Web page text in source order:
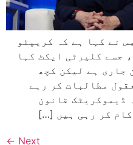
نے کہا ہے کہ کریپٹو
جسے کلیرٹی ایکٹ کہا
جاری ہے لیکن کچھ
مطالبات کر رہے
ڈیموکریٹک قانون
کر رہی ہیں […]
Next
←